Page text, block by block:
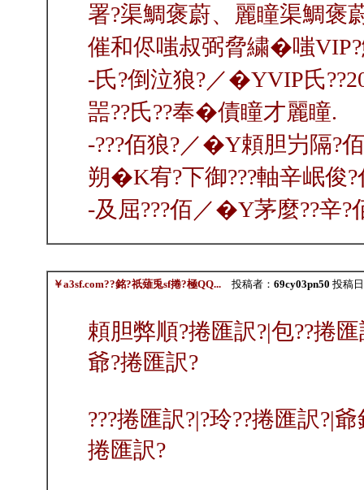
署?渠鯛褒蔚、麗瞳渠鯛褒
催和侭嗤叔弼脅繍�嗤
‐氏?倒泣狼?／�YVIP氏
噐??氏??奉�債瞳才麗瞳.
‐???佰狼?／�Y頼胆屶隔?
朔�K宥?下御???軸辛岷俊
‐及屈???佰／�Y茅麼??辛
￥a3sf.com??銘?祇薙兎sf捲?極QQ...投稿者： 69cy03pn50 投稿
頼胆弊順?捲匯訳?|包??捲
爺?捲匯訳?
???捲匯訳?|?玲??捲匯訳?|
捲匯訳?